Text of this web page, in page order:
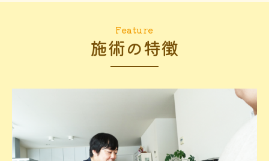
Feature
施術の特徴